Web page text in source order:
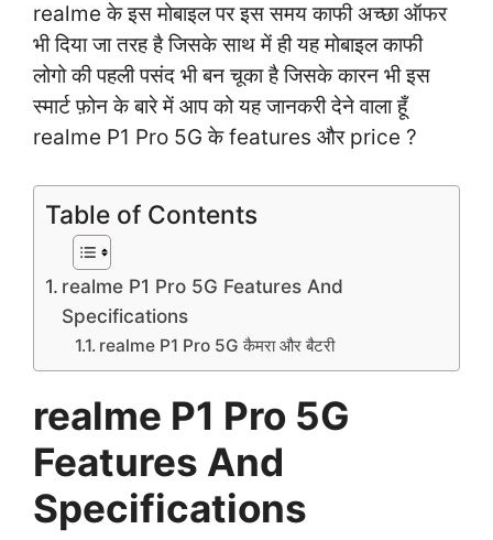
realme के इस मोबाइल पर इस समय काफी अच्छा ऑफर
भी दिया जा तरह है जिसके साथ में ही यह मोबाइल काफी
लोगो की पहली पसंद भी बन चूका है जिसके कारन भी इस
स्मार्ट फ़ोन के बारे में आप को यह जानकरी देने वाला हूँ
realme P1 Pro 5G के features और price ?
Table of Contents
realme P1 Pro 5G Features And
Specifications
realme P1 Pro 5G कैमरा और बैटरी
realme P1 Pro 5G
Features And
Specifications